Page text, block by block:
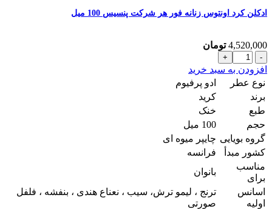
ادکلن کرد اونتوس زنانه فور هر شرکت پنسیس 100 میل
4,520,000 تومان
ادکلن
کرد
اونتوس
زنانه
فور
هر
شرکت
پنسیس
100
میل
عدد
افزودن به سبد خرید
نوع عطر
ادو پرفیوم
برند
کرید
طبع
خنک
حجم
100 میل
گروه بویایی چایپر میوه ای
کشور مبدأ
فرانسه
مناسب
برای
بانوان
اسانس
اولیه
ترنج ، لیمو ترش، سیب ، نعناع هندی ، بنفشه ، فلفل
صورتی